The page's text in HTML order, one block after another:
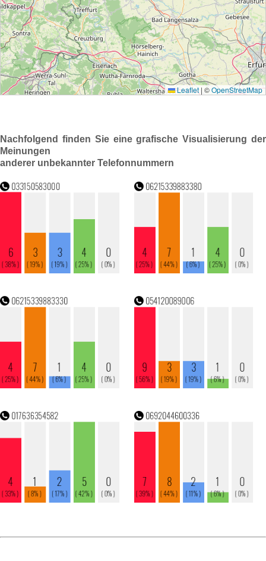
Nachfolgend finden Sie eine grafische Visualisierung der
Meinungen
anderer unbekannter Telefonnummern